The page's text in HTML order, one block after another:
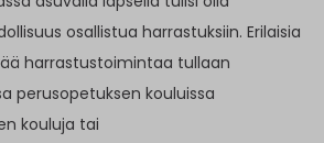
osallistua harrastuksiin. Erilaisia
harrastustoimintaa tullaan
perusopetuksen kouluissa
kouluja tai